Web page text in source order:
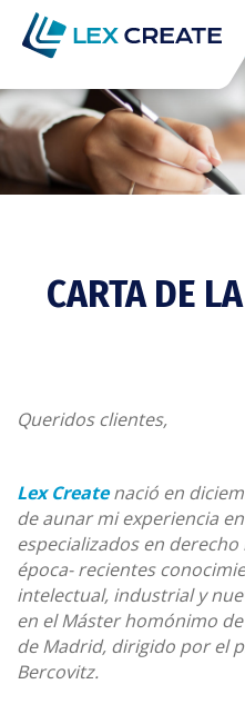
CARTA DE
Queridos clientes,
Lex Createnació en
de aunar mi experiencia
especializados en
época- recientes
intelectual, industrial y
en el Máster homónimo
de Madrid, dirigido por el
Bercovitz.